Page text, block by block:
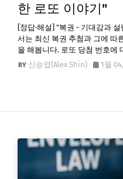
한 로또 이야기"
[정답·해설] "복권 - 기대감과
서는 최신 복권 추첨과 그에 따
을 해봅니다. 로또 당첨 번호에
신승엽(Alex Shin)
1월